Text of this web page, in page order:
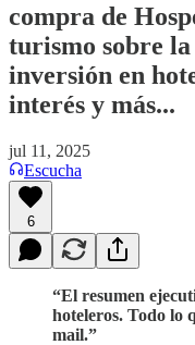
compra de
turismo sobre la
inversión en
interés y más...
jul 11, 2025
Escucha
6
“El resumen
hoteleros. Todo lo
mail.”